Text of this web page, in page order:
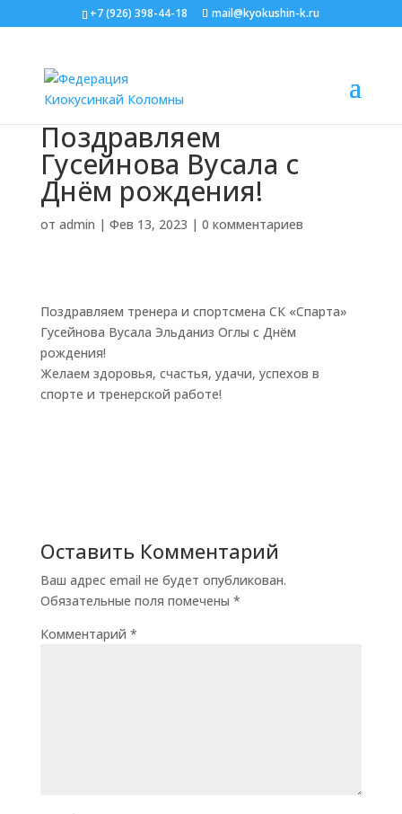
+7 (926) 398-44-18 mail@kyokushin-k.ru
Поздравляем
Гусейнова Вусала с
Днём рождения!
от admin | Фев 13, 2023 | 0 комментариев
Поздравляем тренера и спортсмена СК «Спарта»
Гусейнова Вусала Эльданиз Оглы с Днём
рождения!
Желаем здоровья, счастья, удачи, успехов в
спорте и тренерской работе!
Оставить Комментарий
Ваш адрес email не будет опубликован.
Обязательные поля помечены *
Комментарий *